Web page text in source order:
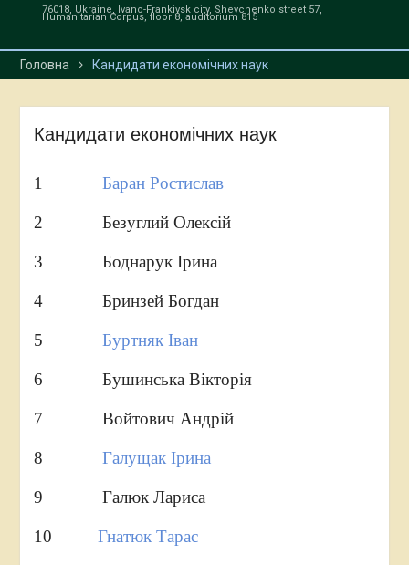
«Економіка та міжнародні
76018, Ukraine, Ivano-Frankivsk city, Shevchenko street 57,
Humanitarian Corpus, floor 8, auditorium 815
Головна Кандидати економічних наук
Кандидати економічних наук
1 Баран Ростислав
2 Безуглий Олексій
3 Боднарук Ірина
4 Бринзей Богдан
5 Буртняк Іван
6 Бушинська Вікторія
7 Войтович Андрій
8 Галущак Ірина
9 Галюк Лариса
10 Гнатюк Тарас